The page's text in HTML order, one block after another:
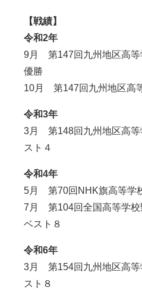
【戦績】
令和2年
9月 第147回九州地区高
優勝
10月 第147回九州地区高
令和3年
3月 第148回九州地区高
スト４
令和4年
5月 第70回NHK旗高等学
7月 第104回全国高等学
ベスト８
令和6年
3月 第154回九州地区高
スト８